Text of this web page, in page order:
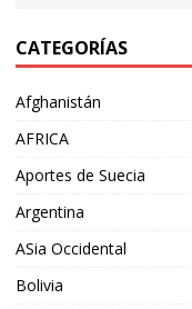
CATEGORÍAS
Afghanistán
AFRICA
Aportes de Suecia
Argentina
ASia Occidental
Bolivia